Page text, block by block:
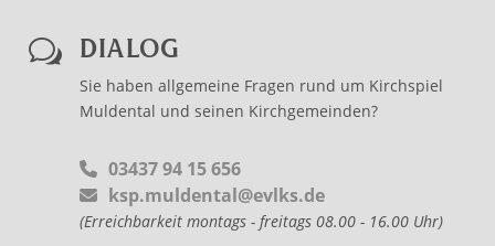
w DIALOG
Sie haben allgemeine Fragen rund um Kirchspiel
Muldental und seinen Kirchgemeinden?
03437 94 15 656
ksp.muldental@evlks.de
(Erreichbarkeit montags - freitags 08.00 - 16.00 Uhr)